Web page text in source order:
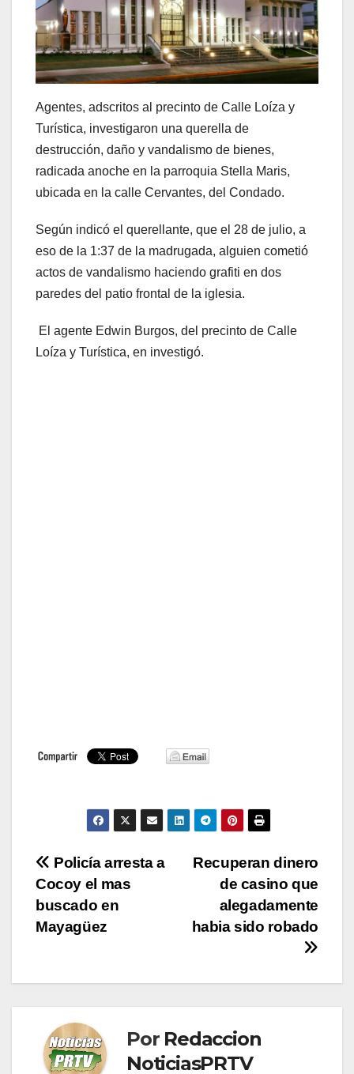
Agentes, adscritos al precinto de Calle Loíza y
Turística, investigaron una querella de
destrucción, daño y vandalismo de bienes,
radicada anoche en la parroquia Stella Maris,
ubicada en la calle Cervantes, del Condado.
Según indicó el querellante, que el 28 de julio, a
eso de la 1:37 de la madrugada, alguien cometió
actos de vandalismo haciendo grafiti en dos
paredes del patio frontal de la iglesia.
El agente Edwin Burgos, del precinto de Calle
Loíza y Turística, en investigó.
Navegación
de
entradas
Recuperan dinero
de casino que
alegadamente
habia sido robado
Policía arresta a
Cocoy el mas
buscado en
Mayagüez
Por Redaccion
NoticiasPRTV